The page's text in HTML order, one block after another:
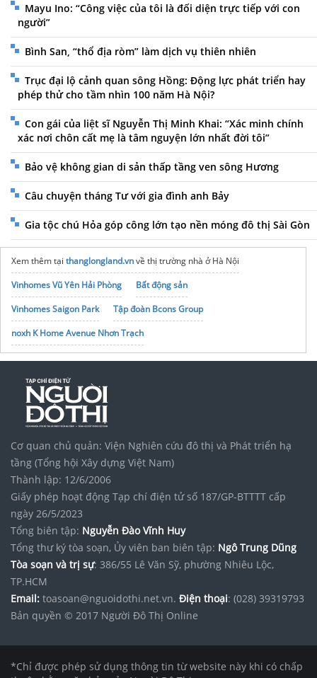
Mayu Ino: “Công việc của tôi là đối diện trực tiếp với con
người”
Bình San, “thổ địa ròm” làm dịch vụ thiên nhiên
Trục đại lộ cảnh quan sông Hồng: Động lực phát triển hay
phép thử cho tầm nhìn 100 năm Hà Nội?
Con gái của liệt sĩ Nguyễn Thị Minh Khai: “Xác minh chính
xác nơi chôn cất mẹ là tâm nguyện lớn nhất đời tôi”
Bảo vệ không gian di sản thấp tầng ven sông Hương
Câu chuyện tháng Tư với gia đình anh Bảy
Gia tộc chú Hỏa góp công lớn tạo nền móng đô thị Sài Gòn
Xem thêm tại thanglongland.vnvề thị trường nhà ở Hà Nội
Vinhomes Vũ Yên Hải Phòng
Bất động sản
Vinhomes Saigon Park
Tập đoàn Bcons Group
noxh K Home Avenue Nhơn Trạch
Cơ quan chủ quản: Viện Nghiên cứu đô thị và Phát triển hạ
tầng (Tổng hội Xây dựng Việt Nam)
Thành lập: 12/6/2006
Giấy phép hoạt động Tạp chí điện tử số 187/GP-BTTTT cấp
ngày 26/5/2023
Tổng biên tập: Nguyễn Đào Vĩnh Huy
Tổng thư ký tòa soạn, Ủy viên ban biên tập: Ngô Trung Dũng
Tòa soạn và trị sự: 386/55 Lê Văn Sỹ, phường Nhiêu Lộc,
TP.HCM
Email: toasoan@nguoidothi.net.vn. Điện thoại: (028) 39319793
Bản quyền © 2017 Người Đô Thị Online
*Chỉ được phép sử dụng thông tin từ website này khi có chấp